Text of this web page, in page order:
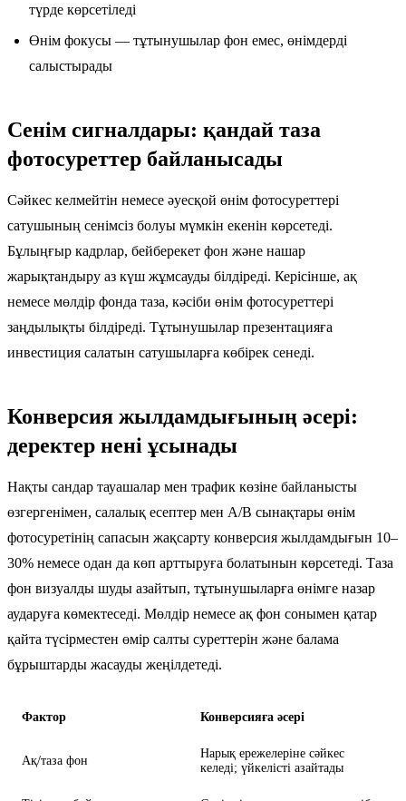
түрде көрсетіледі
Өнім фокусы — тұтынушылар фон емес, өнімдерді
салыстырады
Сенім сигналдары: қандай таза
фотосуреттер байланысады
Сәйкес келмейтін немесе әуесқой өнім фотосуреттері
сатушының сенімсіз болуы мүмкін екенін көрсетеді.
Бұлыңғыр кадрлар, бейберекет фон және нашар
жарықтандыру аз күш жұмсауды білдіреді. Керісінше, ақ
немесе мөлдір фонда таза, кәсіби өнім фотосуреттері
заңдылықты білдіреді. Тұтынушылар презентацияға
инвестиция салатын сатушыларға көбірек сенеді.
Конверсия жылдамдығының әсері:
деректер нені ұсынады
Нақты сандар тауашалар мен трафик көзіне байланысты
өзгергенімен, салалық есептер мен A/B сынақтары өнім
фотосуретінің сапасын жақсарту конверсия жылдамдығын 10–
30% немесе одан да көп арттыруға болатынын көрсетеді. Таза
фон визуалды шуды азайтып, тұтынушыларға өнімге назар
аударуға көмектеседі. Мөлдір немесе ақ фон сонымен қатар
қайта түсірместен өмір салты суреттерін және балама
бұрыштарды жасауды жеңілдетеді.
Фактор Конверсияға әсері
Ақ/таза фон
Нарық ережелеріне сәйкес
келеді; үйкелісті азайтады